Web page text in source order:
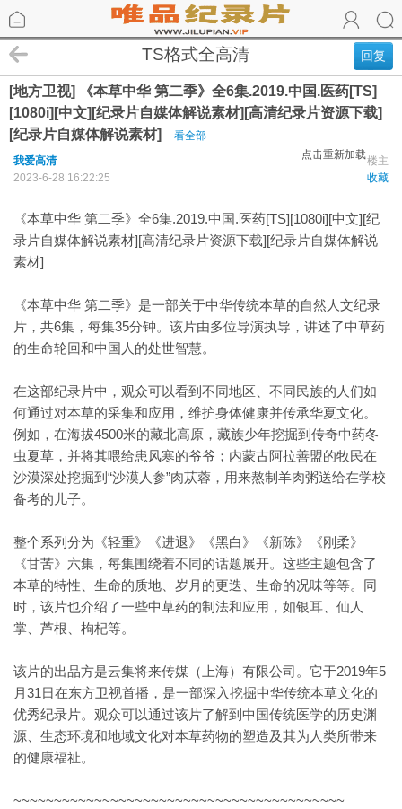
回复
TS格式全高清
[地方卫视] 《本草中华 第二季》全6集.2019.中国.医药[TS]
[1080i][中文][纪录片自媒体解说素材][高清纪录片资源下载]
[纪录片自媒体解说素材]
看全部
点击重新加载楼主
我爱高清
收藏
2023-6-28 16:22:25
《本草中华 第二季》全6集.2019.中国.医药[TS][1080i][中文][纪
录片自媒体解说素材][高清纪录片资源下载][纪录片自媒体解说
素材]
《本草中华 第二季》是一部关于中华传统本草的自然人文纪录
片，共6集，每集35分钟。该片由多位导演执导，讲述了中草药
的生命轮回和中国人的处世智慧。
在这部纪录片中，观众可以看到不同地区、不同民族的人们如
何通过对本草的采集和应用，维护身体健康并传承华夏文化。
例如，在海拔4500米的藏北高原，藏族少年挖掘到传奇中药冬
虫夏草，并将其喂给患风寒的爷爷；内蒙古阿拉善盟的牧民在
沙漠深处挖掘到“沙漠人参”肉苁蓉，用来熬制羊肉粥送给在学校
备考的儿子。
整个系列分为《轻重》《进退》《黑白》《新陈》《刚柔》
《甘苦》六集，每集围绕着不同的话题展开。这些主题包含了
本草的特性、生命的质地、岁月的更迭、生命的况味等等。同
时，该片也介绍了一些中草药的制法和应用，如银耳、仙人
掌、芦根、枸杞等。
该片的出品方是云集将来传媒（上海）有限公司。它于2019年5
月31日在东方卫视首播，是一部深入挖掘中华传统本草文化的
优秀纪录片。观众可以通过该片了解到中国传统医学的历史渊
源、生态环境和地域文化对本草药物的塑造及其为人类所带来
的健康福祉。
~~~~~~~~~~~~~~~~~~~~~~~~~~~~~~~~~~~~~~~~~